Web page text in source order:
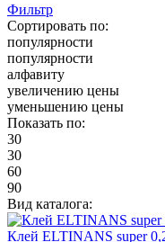
Фильтр
Сортировать по:
популярности
популярности
алфавиту
увеличению цены
уменьшению цены
Показать по:
30
30
60
90
Вид каталога:
Клей ELTINANS super